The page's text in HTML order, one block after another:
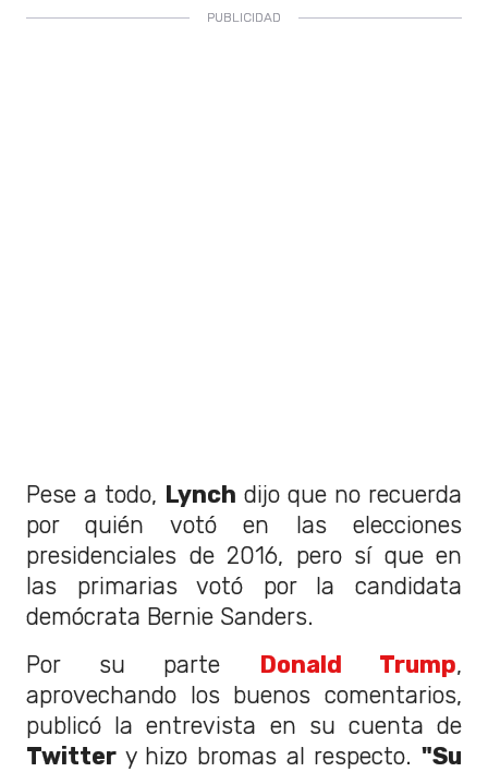
Pese a todo, Lynch dijo que no recuerda
por quién votó en las elecciones
presidenciales de 2016, pero sí que en
las primarias votó por la candidata
demócrata Bernie Sanders.
Por su parte Donald Trump,
aprovechando los buenos comentarios,
publicó la entrevista en su cuenta de
Twitter y hizo bromas al respecto."Su